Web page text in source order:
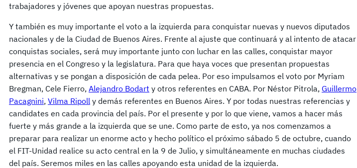
trabajadores y jóvenes que apoyan nuestras propuestas.
Y también es muy importante el voto a la izquierda para conquistar nuevas y nuevos diputados
nacionales y de la Ciudad de Buenos Aires. Frente al ajuste que continuará y al intento de atacar
conquistas sociales, será muy importante junto con luchar en las calles, conquistar mayor
presencia en el Congreso y la legislatura. Para que haya voces que presentan propuestas
alternativas y se pongan a disposición de cada pelea. Por eso impulsamos el voto por Myriam
Bregman, Cele Fierro, Alejandro Bodart y otros referentes en CABA. Por Néstor Pitrola, Guillermo
Pacagnini, Vilma Ripoll y demás referentes en Buenos Aires. Y por todas nuestras referencias y
candidates en cada provincia del país. Por el presente y por lo que viene, vamos a hacer más
fuerte y más grande a la izquierda que se une. Como parte de esto, ya nos comenzamos a
preparar para realizar un enorme acto y hecho político el próximo sábado 5 de octubre, cuando
el FIT-Unidad realice su acto central en la 9 de Julio, y simultáneamente en muchas ciudades
del país. Seremos miles en las calles apoyando esta unidad de la izquierda.